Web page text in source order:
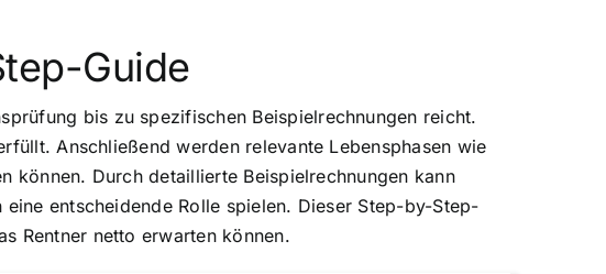
Guide
bis zu spezifischen Beispielrechnungen reicht.
Anschließend werden relevante Lebensphasen wie
können. Durch detaillierte Beispielrechnungen kann
entscheidende Rolle spielen. Dieser Step-by-Step-
Rentner netto erwarten können.